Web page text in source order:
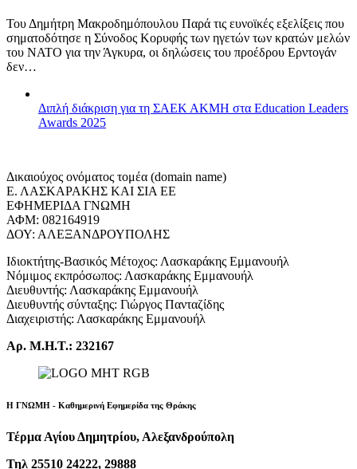
Του Δημήτρη Μακροδημόπουλου Παρά τις ευνοϊκές εξελίξεις που
σηματοδότησε η Σύνοδος Κορυφής των ηγετών των κρατών μελών
του ΝΑΤΟ για την Άγκυρα, οι δηλώσεις του προέδρου Ερντογάν
δεν…
Διπλή διάκριση για τη ΣΑΕΚ ΑΚΜΗ στα Education Leaders
Awards 2025
Δικαιούχος ονόματος τομέα (domain name)
Ε. ΛΑΣΚΑΡΑΚΗΣ ΚΑΙ ΣΙΑ ΕΕ
ΕΦΗΜΕΡΙΔΑ ΓΝΩΜΗ
ΑΦΜ: 082164919
ΔΟΥ: ΑΛΕΞΑΝΔΡΟΥΠΟΛΗΣ
Ιδιοκτήτης-Βασικός Μέτοχος: Λασκαράκης Εμμανουήλ
Νόμιμος εκπρόσωπος: Λασκαράκης Εμμανουήλ
Διευθυντής: Λασκαράκης Εμμανουήλ
Διευθυντής σύνταξης: Γιώργος Πανταζίδης
Διαχειριστής: Λασκαράκης Εμμανουήλ
Αρ. Μ.Η.Τ.: 232167
Η ΓΝΩΜΗ - Καθημερινή Εφημερίδα της Θράκης
Τέρμα Αγίου Δημητρίου, Αλεξανδρούπολη
Τηλ 25510 24222, 29888